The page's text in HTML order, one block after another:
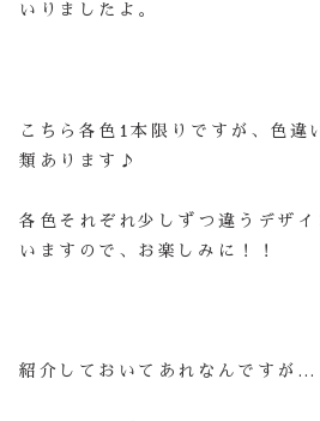
いりましたよ。
こちら各色1本限りですが、色違
類あります♪
各色それぞれ少しずつ違うデザ
いますので、お楽しみに！！
紹介しておいてあれなんですが…